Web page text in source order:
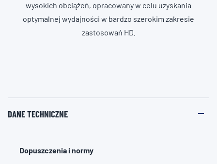
wysokich obciążeń, opracowany w celu uzyskania
optymalnej wydajności w bardzo szerokim zakresie
zastosowań HD.
DANE TECHNICZNE
Dopuszczenia i normy